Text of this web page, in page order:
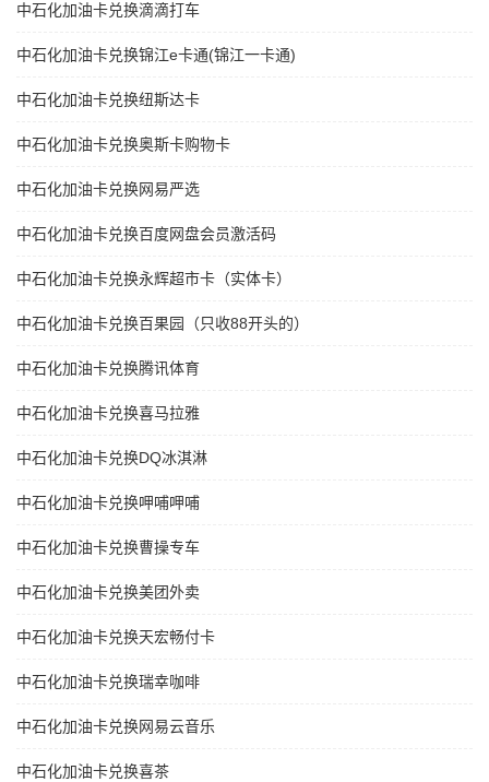
中石化加油卡兑换滴滴打车
中石化加油卡兑换锦江e卡通(锦江一卡通)
中石化加油卡兑换纽斯达卡
中石化加油卡兑换奥斯卡购物卡
中石化加油卡兑换网易严选
中石化加油卡兑换百度网盘会员激活码
中石化加油卡兑换永辉超市卡（实体卡）
中石化加油卡兑换百果园（只收88开头的）
中石化加油卡兑换腾讯体育
中石化加油卡兑换喜马拉雅
中石化加油卡兑换DQ冰淇淋
中石化加油卡兑换呷哺呷哺
中石化加油卡兑换曹操专车
中石化加油卡兑换美团外卖
中石化加油卡兑换天宏畅付卡
中石化加油卡兑换瑞幸咖啡
中石化加油卡兑换网易云音乐
中石化加油卡兑换喜茶